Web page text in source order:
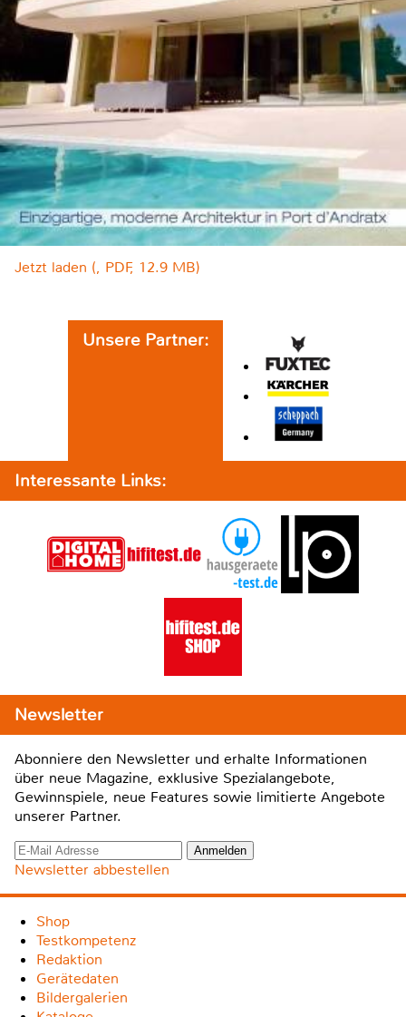
Jetzt laden (, PDF, 12.9 MB)
Unsere Partner:
Interessante Links:
Newsletter
Abonniere den Newsletter und erhalte Informationen
über neue Magazine, exklusive Spezialangebote,
Gewinnspiele, neue Features sowie limitierte Angebote
unserer Partner.
Newsletter abbestellen
Shop
Testkompetenz
Redaktion
Gerätedaten
Bildergalerien